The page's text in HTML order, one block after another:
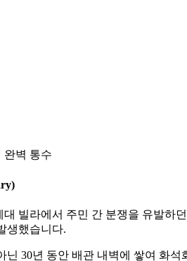
완벽 통수
빌라에서 주민 간 분쟁을 유발하던
생했습니다.
닌 30년 동안 배관 내벽에 쌓여 화석